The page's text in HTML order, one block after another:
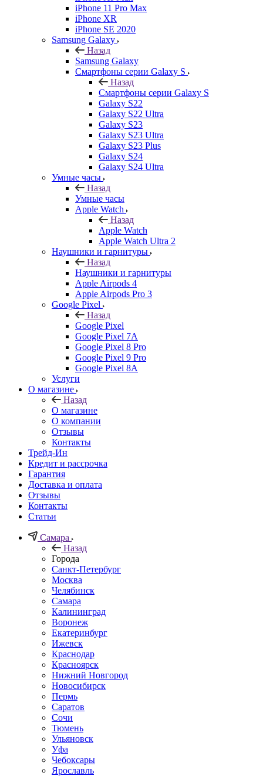
iPhone 11 Pro Max
iPhone XR
iPhone SE 2020
Samsung Galaxy
Назад
Samsung Galaxy
Смартфоны серии Galaxy S
Назад
Смартфоны серии Galaxy S
Galaxy S22
Galaxy S22 Ultra
Galaxy S23
Galaxy S23 Ultra
Galaxy S23 Plus
Galaxy S24
Galaxy S24 Ultra
Умные часы
Назад
Умные часы
Apple Watch
Назад
Apple Watch
Apple Watch Ultra 2
Наушники и гарнитуры
Назад
Наушники и гарнитуры
Apple Airpods 4
Apple Airpods Pro 3
Google Pixel
Назад
Google Pixel
Google Pixel 7А
Google Pixel 8 Pro
Google Pixel 9 Pro
Google Pixel 8A
Услуги
О магазине
Назад
О магазине
О компании
Отзывы
Контакты
Трейд-Ин
Кредит и рассрочка
Гарантия
Доставка и оплата
Отзывы
Контакты
Статьи
Самара
Назад
Города
Санкт-Петербург
Москва
Челябинск
Самара
Калининград
Воронеж
Екатеринбург
Ижевск
Краснодар
Красноярск
Нижний Новгород
Новосибирск
Пермь
Саратов
Сочи
Тюмень
Ульяновск
Уфа
Чебоксары
Ярославль